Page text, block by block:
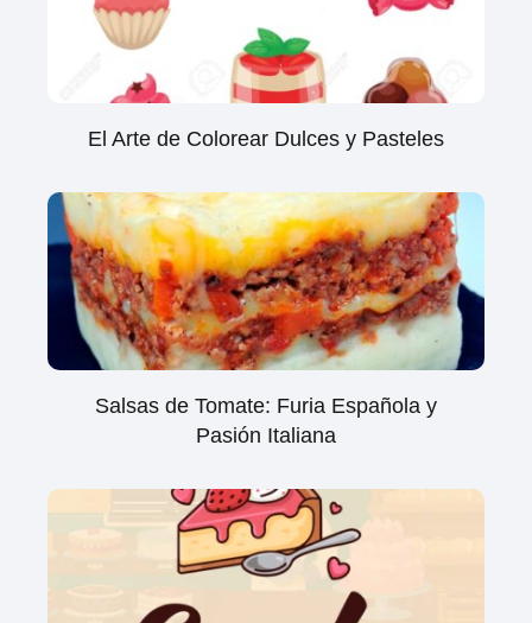
El Arte de Colorear Dulces y Pasteles
Salsas de Tomate: Furia Española y
Pasión Italiana